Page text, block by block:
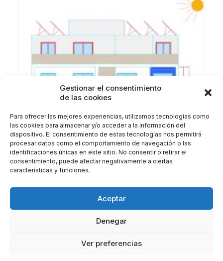
Gestionar el consentimiento
de las cookies
Para ofrecer las mejores experiencias, utilizamos tecnologías como
las cookies para almacenar y/o acceder a la información del
dispositivo. El consentimiento de estas tecnologías nos permitirá
procesar datos como el comportamiento de navegación o las
identificaciones únicas en este sitio. No consentir o retirar el
consentimiento, puede afectar negativamente a ciertas
características y funciones.
Aceptar
Denegar
Ver preferencias